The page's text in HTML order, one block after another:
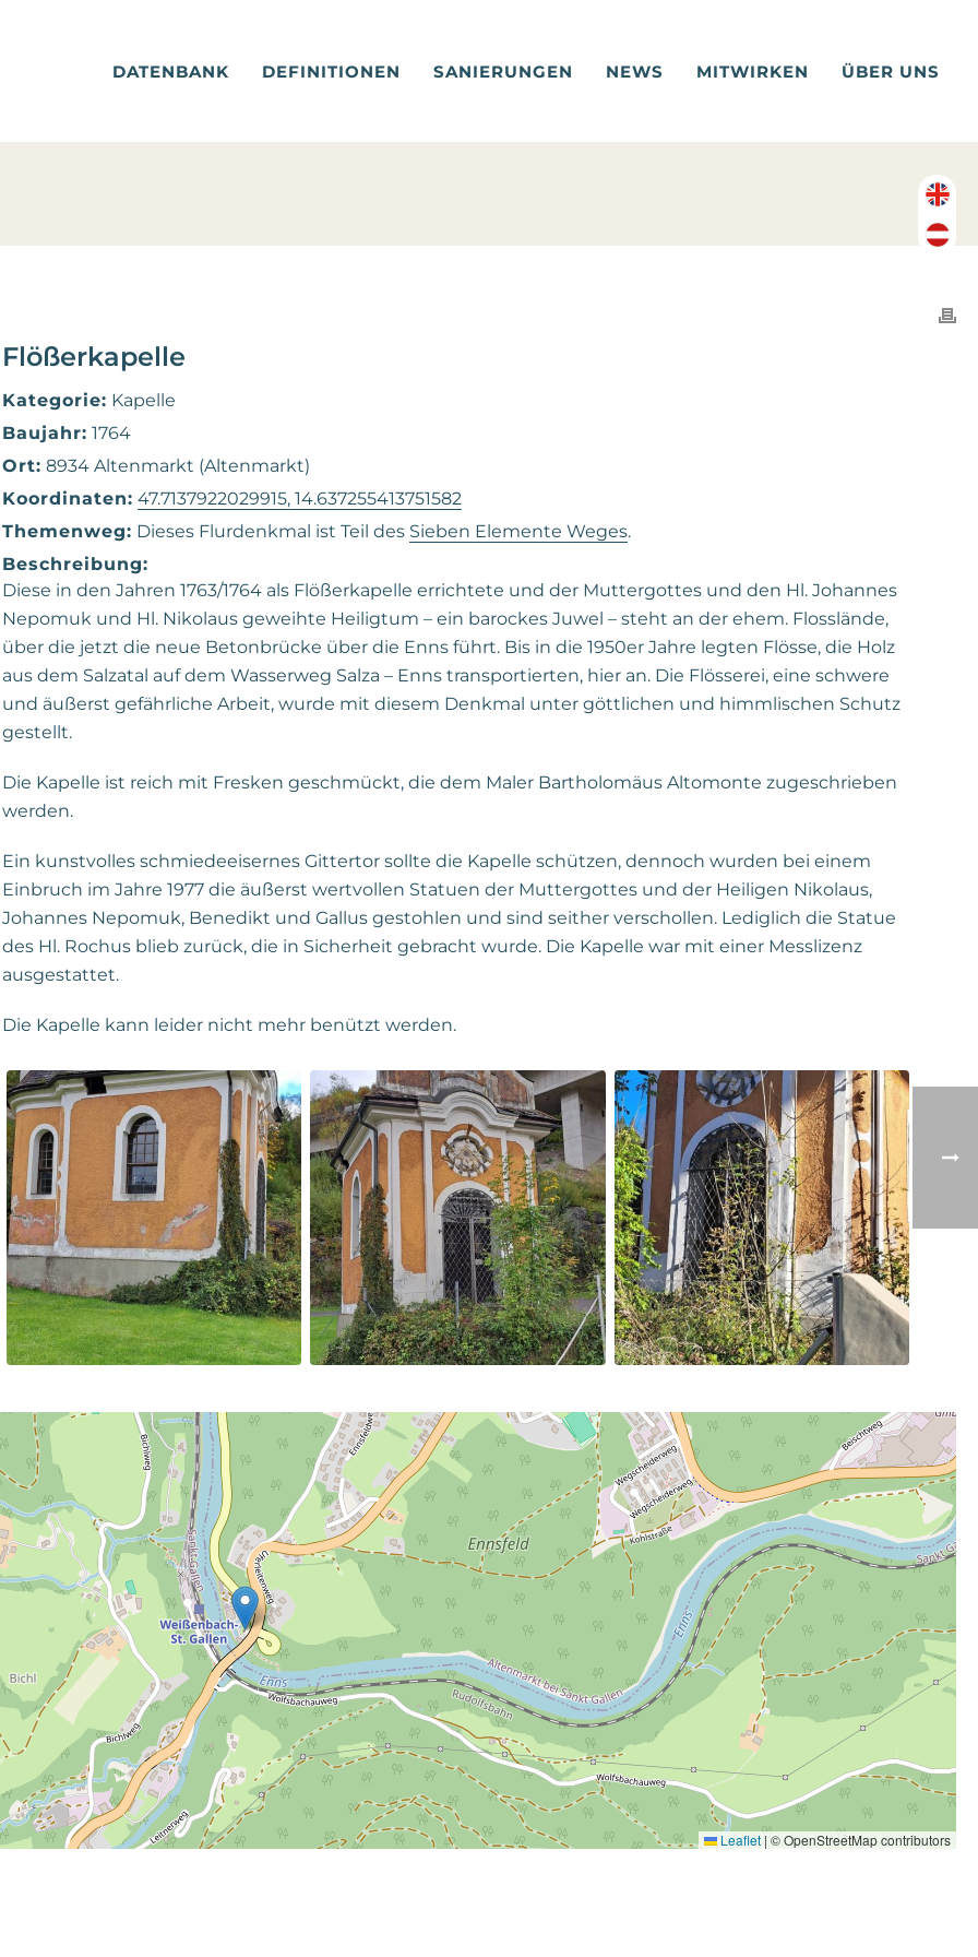
DATENBANK DEFINITIONEN SANIERUNGEN NEWS MITWIRKEN ÜBER UNS
Flößerkapelle
Kategorie: Kapelle
Baujahr: 1764
Ort: 8934 Altenmarkt (Altenmarkt)
Koordinaten: 47.7137922029915, 14.637255413751582
Themenweg: Dieses Flurdenkmal ist Teil des Sieben Elemente Weges.
Beschreibung:
Diese in den Jahren 1763/1764 als Flößerkapelle errichtete und der Muttergottes und den Hl. Johannes
Nepomuk und Hl. Nikolaus geweihte Heiligtum – ein barockes Juwel – steht an der ehem. Flosslände,
über die jetzt die neue Betonbrücke über die Enns führt. Bis in die 1950er Jahre legten Flösse, die Holz
aus dem Salzatal auf dem Wasserweg Salza – Enns transportierten, hier an. Die Flösserei, eine schwere
und äußerst gefährliche Arbeit, wurde mit diesem Denkmal unter göttlichen und himmlischen Schutz
gestellt.
Die Kapelle ist reich mit Fresken geschmückt, die dem Maler Bartholomäus Altomonte zugeschrieben
werden.
Ein kunstvolles schmiedeeisernes Gittertor sollte die Kapelle schützen, dennoch wurden bei einem
Einbruch im Jahre 1977 die äußerst wertvollen Statuen der Muttergottes und der Heiligen Nikolaus,
Johannes Nepomuk, Benedikt und Gallus gestohlen und sind seither verschollen. Lediglich die Statue
des Hl. Rochus blieb zurück, die in Sicherheit gebracht wurde. Die Kapelle war mit einer Messlizenz
ausgestattet.
Die Kapelle kann leider nicht mehr benützt werden.
Leaflet | © OpenStreetMap contributors